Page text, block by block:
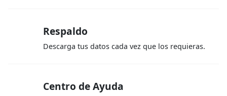
Respaldo
Descarga tus datos cada vez que los requieras.
Centro de Ayuda